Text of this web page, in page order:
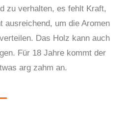
zuverhalten, es fehlt Kraft,
ausreichend, um die Aromen
Das Holz kann auch
Für 18 Jahre kommt der
arg zahm an.